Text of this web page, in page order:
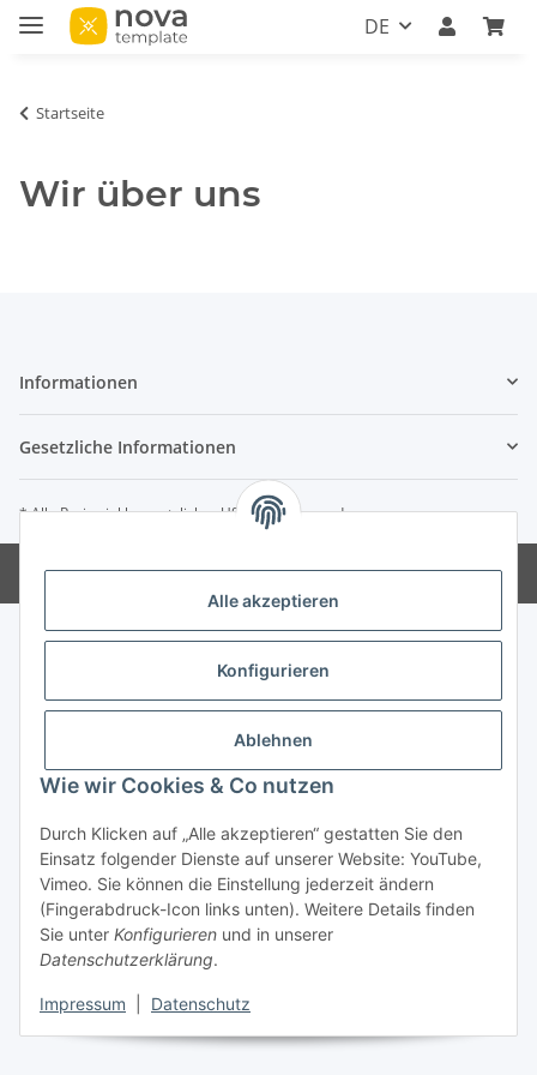
Alle akzeptieren
Konfigurieren
Ablehnen
Wie wir Cookies & Co nutzen
Durch Klicken auf „Alle akzeptieren“ gestatten Sie den
Einsatz folgender Dienste auf unserer Website: YouTube,
Vimeo. Sie können die Einstellung jederzeit ändern
(Fingerabdruck-Icon links unten). Weitere Details finden
Sie unter Konfigurieren und in unserer
Datenschutzerklärung.
Impressum Datenschutz
DE
Startseite
Wir über uns
Informationen
Gesetzliche Informationen
* Alle Preise inkl. gesetzlicher USt., zzgl. Versand
Powered byJTL-Shop